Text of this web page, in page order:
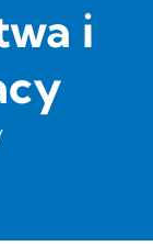
i